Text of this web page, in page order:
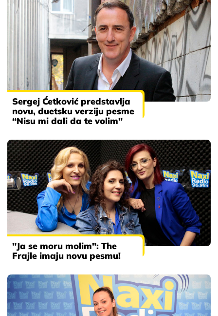
Sergej Ćetković predstavlja
novu, duetsku verziju pesme
“Nisu mi dali da te volim”
"Ja se moru molim": The
Frajle imaju novu pesmu!